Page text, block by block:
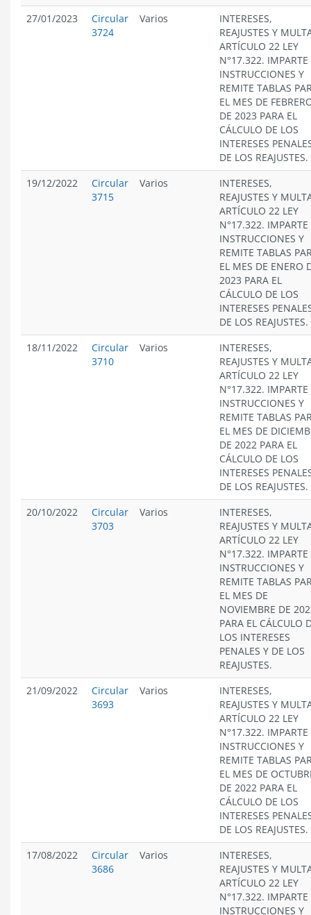
27/01/2023
Circular
3724
Varios
INTERESES,
REAJUSTES Y
ARTÍCULO 22 LEY
N°17.322. IMPARTE
INSTRUCCIONES Y
REMITE TABLAS
EL MES DE
DE 2023 PARA EL
CÁLCULO DE LOS
INTERESES
DE LOS REAJUSTES.
19/12/2022
Circular
3715
Varios
INTERESES,
REAJUSTES Y
ARTÍCULO 22 LEY
N°17.322. IMPARTE
INSTRUCCIONES Y
REMITE TABLAS
EL MES DE ENERO
2023 PARA EL
CÁLCULO DE LOS
INTERESES
DE LOS REAJUSTES.
18/11/2022
Circular
3710
Varios
INTERESES,
REAJUSTES Y
ARTÍCULO 22 LEY
N°17.322. IMPARTE
INSTRUCCIONES Y
REMITE TABLAS
EL MES DE
DE 2022 PARA EL
CÁLCULO DE LOS
INTERESES
DE LOS REAJUSTES.
20/10/2022
Circular
3703
Varios
INTERESES,
REAJUSTES Y
ARTÍCULO 22 LEY
N°17.322. IMPARTE
INSTRUCCIONES Y
REMITE TABLAS
EL MES DE
NOVIEMBRE DE
PARA EL CÁLCULO
LOS INTERESES
PENALES Y DE LOS
REAJUSTES.
21/09/2022
Circular
3693
Varios
INTERESES,
REAJUSTES Y
ARTÍCULO 22 LEY
N°17.322. IMPARTE
INSTRUCCIONES Y
REMITE TABLAS
EL MES DE
DE 2022 PARA EL
CÁLCULO DE LOS
INTERESES
DE LOS REAJUSTES.
17/08/2022
Circular
3686
Varios
INTERESES,
REAJUSTES Y
ARTÍCULO 22 LEY
N°17.322. IMPARTE
INSTRUCCIONES Y